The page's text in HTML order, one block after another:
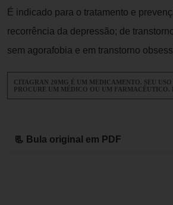
É indicado para o tratamento e
recorrência da depressão; de
sem agorafobia e em transtorno
CITAGRAN 20MG É UM MEDICAMENTO. SEU
PROCURE UM MÉDICO OU UM FARMACÊUTICO.
📃 Bula original em PDF